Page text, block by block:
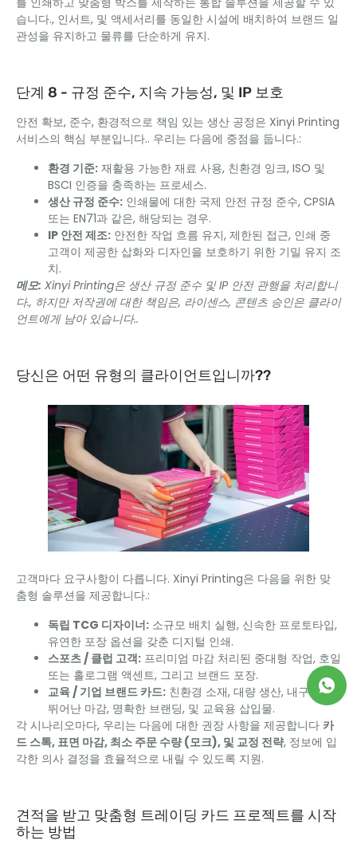
습니다., 인서트, 및 액세서리를 동일한 시설에 배치하여 브랜드 일
관성을 유지하고 물류를 단순하게 유지.
단계 8 - 규정 준수, 지속 가능성, 및 IP 보호
안전 확보, 준수, 환경적으로 책임 있는 생산 공정은 Xinyi Printing
서비스의 핵심 부분입니다.. 우리는 다음에 중점을 둡니다.:
환경 기준: 재활용 가능한 재료 사용, 친환경 잉크, ISO 및
BSCI 인증을 충족하는 프로세스.
생산 규정 준수: 인쇄물에 대한 국제 안전 규정 준수, CPSIA
또는 EN71과 같은, 해당되는 경우.
IP 안전 제조: 안전한 작업 흐름 유지, 제한된 접근, 인쇄 중
고객이 제공한 삽화와 디자인을 보호하기 위한 기밀 유지 조
치.
메모: Xinyi Printing은 생산 규정 준수 및 IP 안전 관행을 처리합니
다., 하지만 저작권에 대한 책임은, 라이센스, 콘텐츠 승인은 클라이
언트에게 남아 있습니다..
당신은 어떤 유형의 클라이언트입니까??
고객마다 요구사항이 다릅니다. Xinyi Printing은 다음을 위한 맞
춤형 솔루션을 제공합니다.:
독립 TCG 디자이너: 소규모 배치 실행, 신속한 프로토타입,
유연한 포장 옵션을 갖춘 디지털 인쇄.
스포츠 / 클럽 고객: 프리미엄 마감 처리된 중대형 작업, 호일
또는 홀로그램 액센트, 그리고 브랜드 포장.
교육 / 기업 브랜드 카드: 친환경 소재, 대량 생산, 내구성이
뛰어난 마감, 명확한 브랜딩, 및 교육용 삽입물.
각 시나리오마다, 우리는 다음에 대한 권장 사항을 제공합니다 카
드 스톡, 표면 마감, 최소 주문 수량 (모크), 및 교정 전략, 정보에 입
각한 의사 결정을 효율적으로 내릴 수 있도록 지원.
견적을 받고 맞춤형 트레이딩 카드 프로젝트를 시작
하는 방법